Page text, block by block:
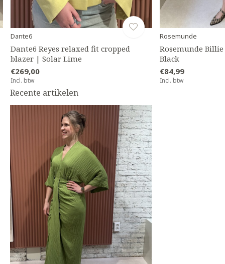
Dante6
Dante6 Reyes relaxed fit cropped
blazer | Solar Lime
€269,00
Incl. btw
Rosemunde
Rosemunde
Black
€84,99
Incl. btw
Recente artikelen